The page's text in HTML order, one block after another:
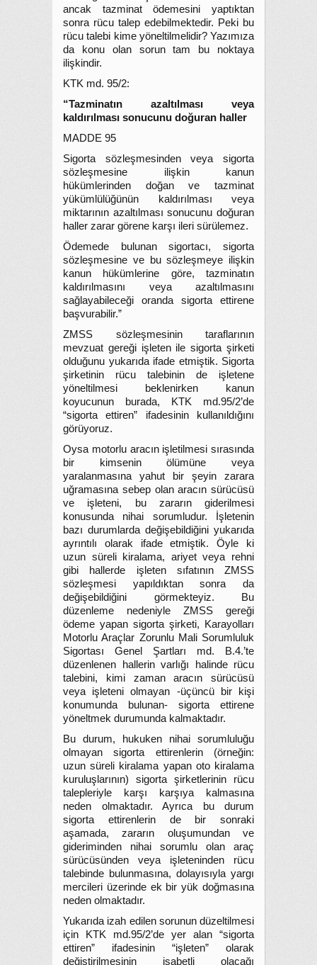
ancak tazminat ödemesini yaptıktan
sonra rücu talep edebilmektedir. Peki bu
rücu talebi kime yöneltilmelidir? Yazımıza
da konu olan sorun tam bu noktaya
ilişkindir.
KTK md. 95/2:
“Tazminatın azaltılması veya
kaldırılması sonucunu doğuran haller
MADDE 95
Sigorta sözleşmesinden veya sigorta
sözleşmesine ilişkin kanun
hükümlerinden doğan ve tazminat
yükümlülüğünün kaldırılması veya
miktarının azaltılması sonucunu doğuran
haller zarar görene karşı ileri sürülemez.
Ödemede bulunan sigortacı, sigorta
sözleşmesine ve bu sözleşmeye ilişkin
kanun hükümlerine göre, tazminatın
kaldırılmasını veya azaltılmasını
sağlayabileceği oranda sigorta ettirene
başvurabilir.”
ZMSS sözleşmesinin taraflarının
mevzuat gereği işleten ile sigorta şirketi
olduğunu yukarıda ifade etmiştik. Sigorta
şirketinin rücu talebinin de işletene
yöneltilmesi beklenirken kanun
koyucunun burada, KTK md.95/2’de
“sigorta ettiren” ifadesinin kullanıldığını
görüyoruz.
Oysa motorlu aracın işletilmesi sırasında
bir kimsenin ölümüne veya
yaralanmasına yahut bir şeyin zarara
uğramasına sebep olan aracın sürücüsü
ve işleteni, bu zararın giderilmesi
konusunda nihai sorumludur. İşletenin
bazı durumlarda değişebildiğini yukarıda
ayrıntılı olarak ifade etmiştik. Öyle ki
uzun süreli kiralama, ariyet veya rehni
gibi hallerde işleten sıfatının ZMSS
sözleşmesi yapıldıktan sonra da
değişebildiğini görmekteyiz. Bu
düzenleme nedeniyle ZMSS gereği
ödeme yapan sigorta şirketi, Karayolları
Motorlu Araçlar Zorunlu Mali Sorumluluk
Sigortası Genel Şartları md. B.4.’te
düzenlenen hallerin varlığı halinde rücu
talebini, kimi zaman aracın sürücüsü
veya işleteni olmayan -üçüncü bir kişi
konumunda bulunan- sigorta ettirene
yöneltmek durumunda kalmaktadır.
Bu durum, hukuken nihai sorumluluğu
olmayan sigorta ettirenlerin (örneğin:
uzun süreli kiralama yapan oto kiralama
kuruluşlarının) sigorta şirketlerinin rücu
talepleriyle karşı karşıya kalmasına
neden olmaktadır. Ayrıca bu durum
sigorta ettirenlerin de bir sonraki
aşamada, zararın oluşumundan ve
gideriminden nihai sorumlu olan araç
sürücüsünden veya işleteninden rücu
talebinde bulunmasına, dolayısıyla yargı
mercileri üzerinde ek bir yük doğmasına
neden olmaktadır.
Yukarıda izah edilen sorunun düzeltilmesi
için KTK md.95/2’de yer alan “sigorta
ettiren” ifadesinin “işleten” olarak
değiştirilmesinin isabetli olacağı